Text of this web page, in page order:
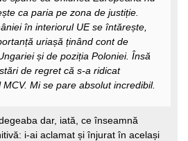
ca paria pe zona de justiție.
în interiorul UE se întărește,
uriașă ținând cont de
și de poziția Poloniei. Însă
de regret că s-a ridicat
Mi se pare absolut incredibil.
dar, iată, ce înseamnă
i-ai aclamat și înjurat în același